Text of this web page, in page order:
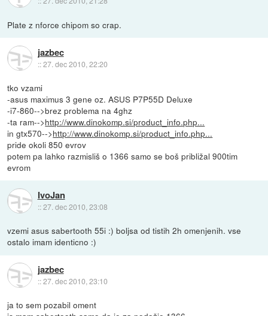
Plate z nforce chipom so crap.
jazbec
::27. dec 2010, 22:20
tko vzami
-asus maximus 3 gene oz. ASUS P7P55D Deluxe
-i7-860-->brez problema na 4ghz
-ta ram-->http://www.dinokomp.si/product_info.php...
in gtx570-->http://www.dinokomp.si/product_info.php...
pride okoli 850 evrov
potem pa lahko razmisliš o 1366 samo se boš približal 900tim
evrom
IvoJan
::27. dec 2010, 23:08
vzemi asus sabertooth 55i :) boljsa od tistih 2h omenjenih. vse
ostalo imam identicno :)
jazbec
::27. dec 2010, 23:10
ja to sem pozabil oment